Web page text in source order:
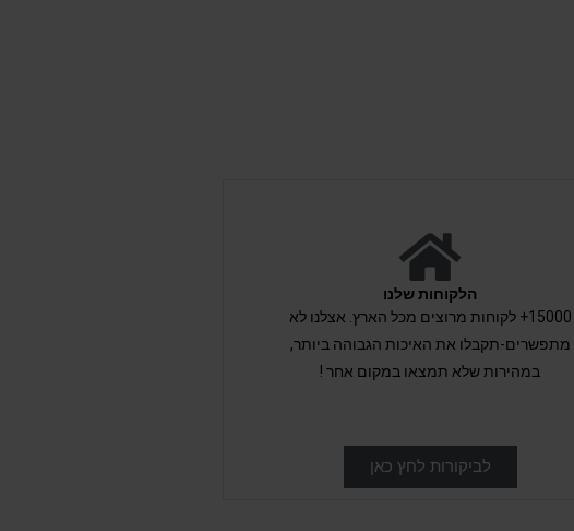
הלקוחות שלנו
15000+ לקוחות מרוצים מכל הארץ. אצלנו לא
מתפשרים-תקבלו את האיכות הגבוהה ביותר,
במהירות שלא תמצאו במקום אחר !
לביקורות לחץ כאן